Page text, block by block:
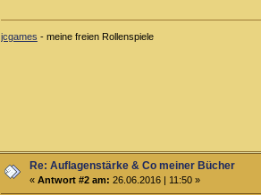
jcgames - meine freien Rollenspiele
Re: Auflagenstärke & Co meiner Bücher
«Antwort #2 am: 26.06.2016 | 11:50 »